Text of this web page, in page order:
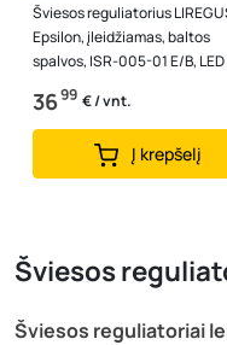
Šviesos reguliatorius
Epsilon, įleidžiamas, baltos
spalvos, ISR-005-01 E/B,
100W, 10-250W / b/r
3699 € / vnt.
Į krepšelį
Šviesos
Šviesos reguliatoriai